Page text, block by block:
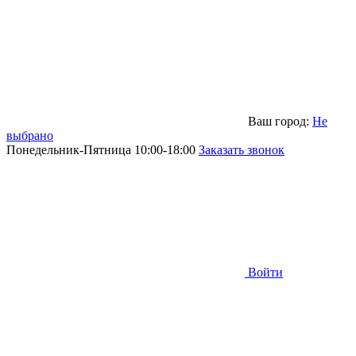
Ваш город: Не
выбрано
Понедельник-Пятница 10:00-18:00 Заказать звонок
Войти